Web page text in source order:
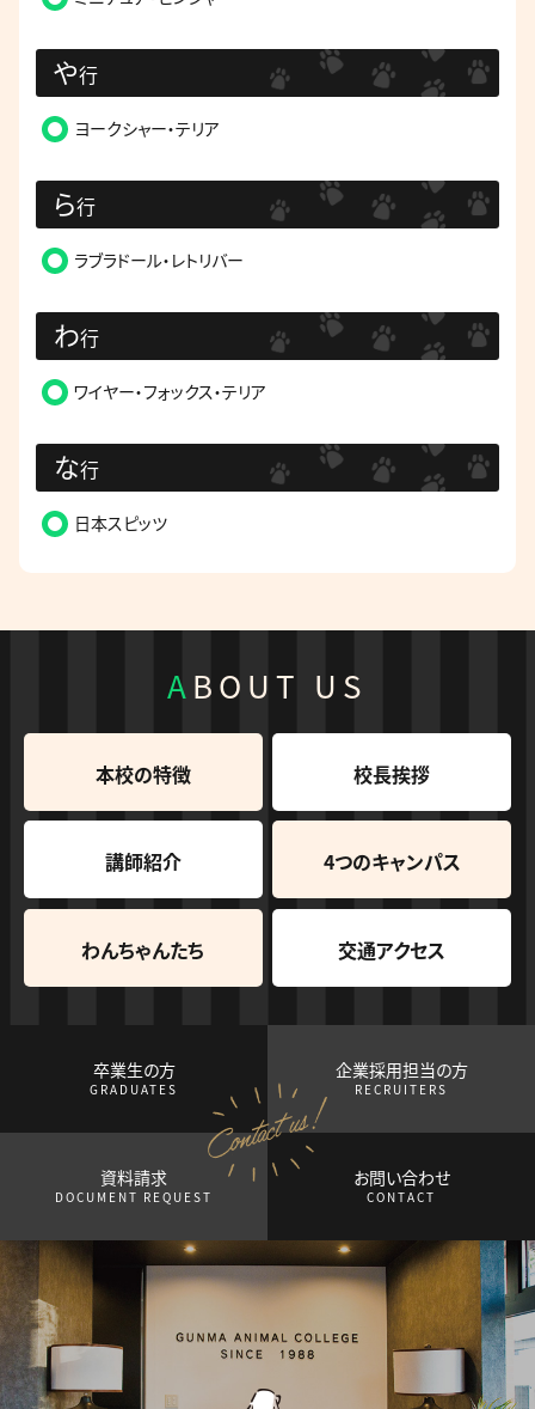
や行
ヨークシャー・テリア
ら行
ラブラドール・レトリバー
わ行
ワイヤー・フォックス・テリア
な行
日本スピッツ
ABOUT US
本校の特徴 校長挨拶
講師紹介 4つのキャンパス
わんちゃんたち 交通アクセス
卒業生の方
GRADUATES
企業採用担当の方
RECRUITERS
資料請求
DOCUMENT REQUEST
お問い合わせ
CONTACT